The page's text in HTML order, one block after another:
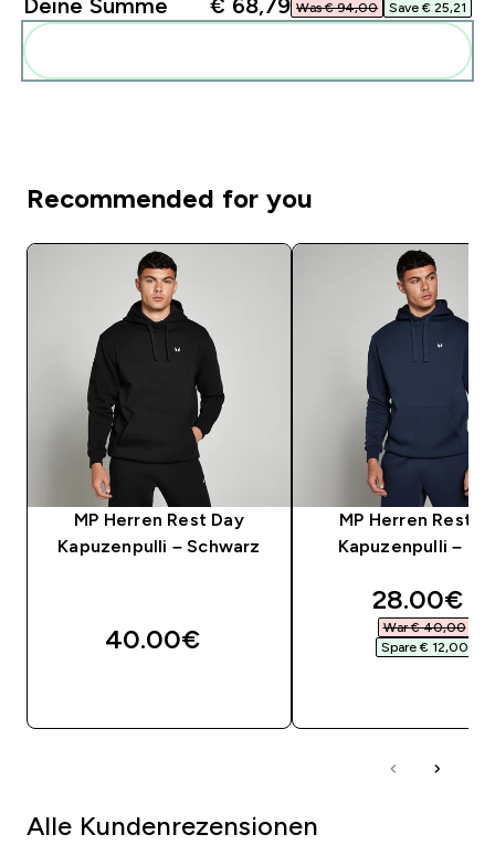
Deine Summe € 68,79‎ Was € 94,00‎ Save € 25,21‎
Recommended for you
MP Herren Rest Day
Kapuzenpulli – Schwarz
40.00€‎
MP Herren Rest
Kapuzenpulli –
28.00€‎
War € 40,00‎
Spare € 12,00‎
Alle Kundenrezensionen